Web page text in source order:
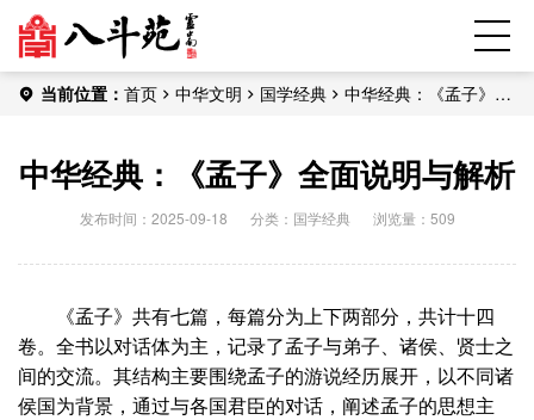
当前位置： 首页 中华文明 国学经典
中华经典：《孟子》全
中华经典：《孟子》全面说明与解析
发布时间：2025-09-18 分类： 国学经典 浏览量：509
《孟子》共有七篇，每篇分为上下两部分，共计十四
卷。全书以对话体为主，记录了孟子与弟子、诸侯、贤士之
间的交流。其结构主要围绕孟子的游说经历展开，以不同诸
侯国为背景，通过与各国君臣的对话，阐述孟子的思想主